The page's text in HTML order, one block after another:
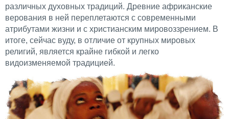
различных духовных традиций. Древние африканские
верования в ней переплетаются с современными
атрибутами жизни и с христианским мировоззрением. В
итоге, сейчас вуду, в отличие от крупных мировых
религий, является крайне гибкой и легко
видоизменяемой традицией.